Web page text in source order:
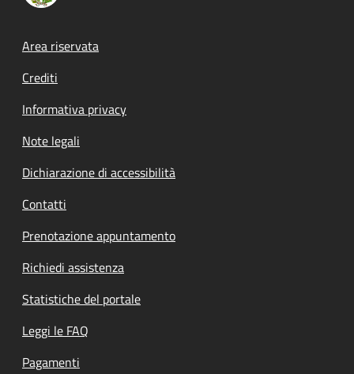
Footer menu
Area riservata
Crediti
Informativa privacy
Note legali
Dichiarazione di accessibilità
Contatti
Prenotazione appuntamento
Richiedi assistenza
Statistiche del portale
Leggi le FAQ
Pagamenti